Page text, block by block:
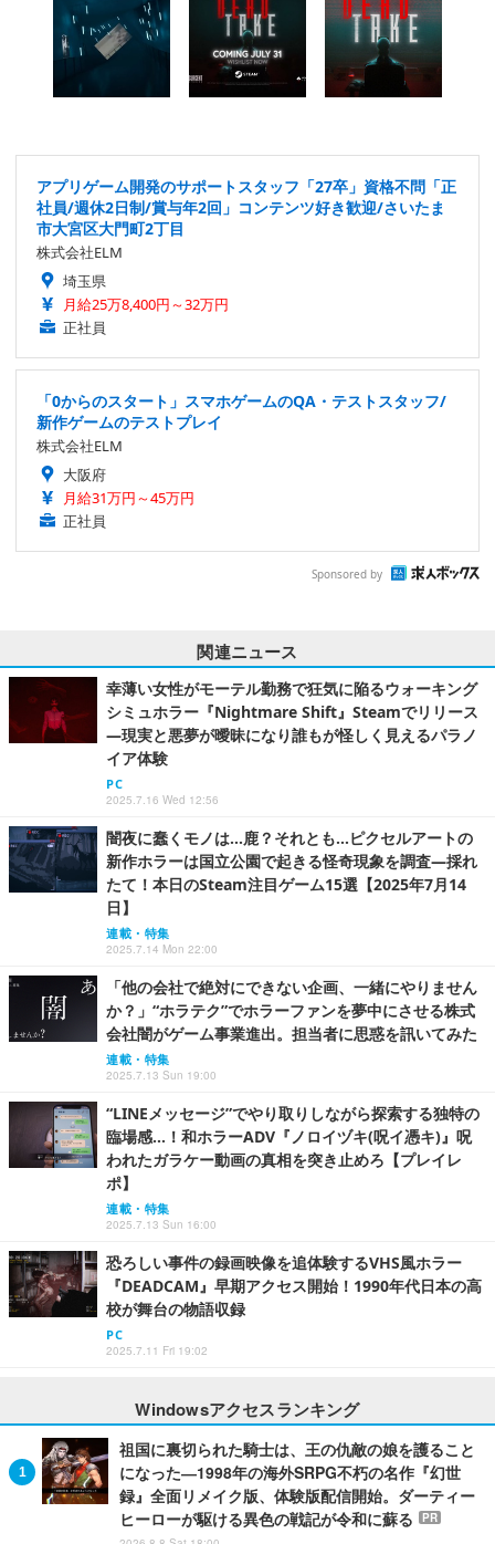
アプリゲーム開発のサポートスタッフ「27卒」資格不問「正
社員/週休2日制/賞与年2回」コンテンツ好き歓迎/さいたま
市大宮区大門町2丁目
株式会社ELM
埼玉県
月給25万8,400円～32万円
正社員
「0からのスタート」スマホゲームのQA・テストスタッフ/
新作ゲームのテストプレイ
株式会社ELM
大阪府
月給31万円～45万円
正社員
Sponsored by
関連ニュース
幸薄い女性がモーテル勤務で狂気に陥るウォーキング
シミュホラー『Nightmare Shift』Steamでリリース
―現実と悪夢が曖昧になり誰もが怪しく見えるパラノ
イア体験
PC
2025.7.16 Wed 12:56
闇夜に蠢くモノは…鹿？それとも…ピクセルアートの
新作ホラーは国立公園で起きる怪奇現象を調査―採れ
たて！本日のSteam注目ゲーム15選【2025年7月14
日】
連載・特集
2025.7.14 Mon 22:00
「他の会社で絶対にできない企画、一緒にやりません
か？」“ホラテク”でホラーファンを夢中にさせる株式
会社闇がゲーム事業進出。担当者に思惑を訊いてみた
連載・特集
2025.7.13 Sun 19:00
“LINEメッセージ”でやり取りしながら探索する独特の
臨場感…！和ホラーADV『ノロイヅキ(呪イ憑キ)』呪
われたガラケー動画の真相を突き止めろ【プレイレ
ポ】
連載・特集
2025.7.13 Sun 16:00
恐ろしい事件の録画映像を追体験するVHS風ホラー
『DEADCAM』早期アクセス開始！1990年代日本の高
校が舞台の物語収録
PC
2025.7.11 Fri 19:02
Windowsアクセスランキング
祖国に裏切られた騎士は、王の仇敵の娘を護ること
になった―1998年の海外SRPG不朽の名作『幻世
録』全面リメイク版、体験版配信開始。ダーティー
ヒーローが駆ける異色の戦記が令和に蘇る
PR